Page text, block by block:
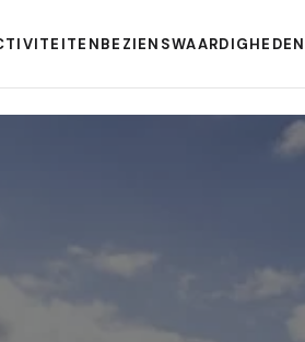
BEZIENSWAARDIGHEDEN